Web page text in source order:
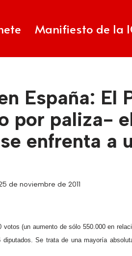
Manifiesto de la
España: El
por paliza-
enfrenta a
de noviembre de 2011
votos (un aumento de sólo 550.000 en
Se trata de una mayoría